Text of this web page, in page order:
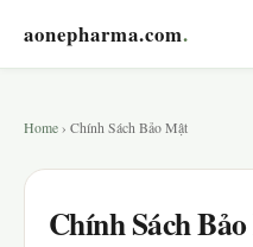
aonepharma.com.
Home › Chính Sách Bảo Mật
Chính Sách